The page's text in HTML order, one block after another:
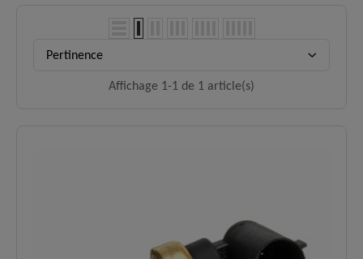
Pertinence
Affichage 1-1 de 1 article(s)